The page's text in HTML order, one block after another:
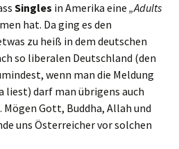
Singles in Amerika eine „Adults
hat. Da ging es den
zu heiß in dem deutschen
so liberalen Deutschland (den
wenn man die Meldung
liest) darf man übrigens auch
Gott, Buddha, Allah und
uns Österreicher vor solchen